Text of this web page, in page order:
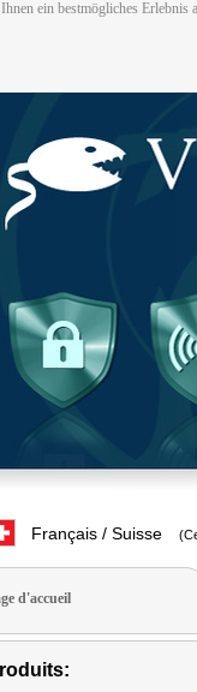
ein bestmögliches Erlebnis
Français / Suisse
d'accueil